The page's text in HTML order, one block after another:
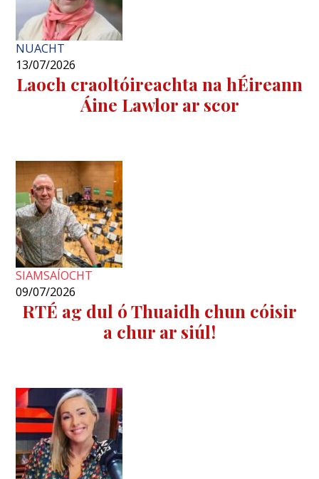
NUACHT
13/07/2026
Laoch craoltóireachta na hÉireann
Áine Lawlor ar scor
SIAMSAÍOCHT
09/07/2026
RTÉ ag dul ó Thuaidh chun cóisir
a chur ar siúl!